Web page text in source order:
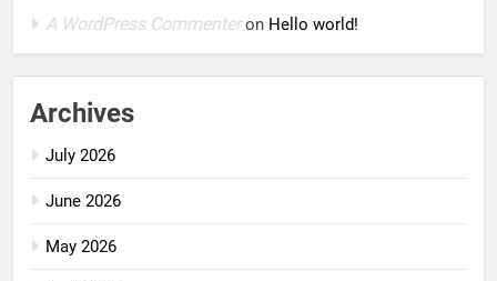
A WordPress Commenteron Hello world!
Archives
July 2026
June 2026
May 2026